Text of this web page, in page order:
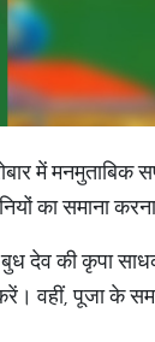
में मनमुताबिक
का समाना
देव की कृपा
वहीं, पूजा के